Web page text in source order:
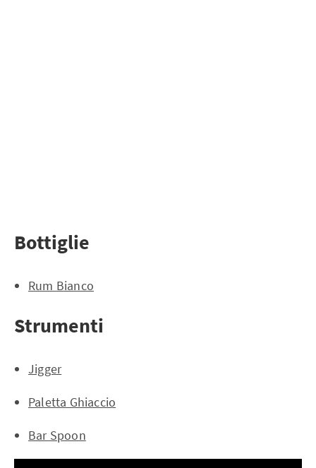
Bottiglie
Rum Bianco
Strumenti
Jigger
Paletta Ghiaccio
Bar Spoon